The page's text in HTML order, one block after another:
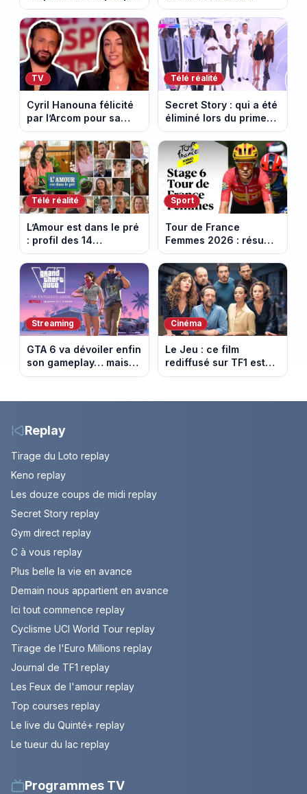
glacial d’une famille
nomade en Mongolie
Nebout est-il mort ?
Episode du 10 août
2026 (spoiler)
TV
Cyril Hanouna félicité
par l’Arcom pour sa
maîtrise de l’antenne
face aux propos de
Delphine Wespiser sur
le cancer
Télé réalité
Secret Story : qui a été
éliminé lors du prime
du 6 août 2026 sur
TMC ?
Télé réalité
L’Amour est dans le pré
: profil des 14
agriculteurs, speed
dating inédit et de
nouvelles histoires
d’amour
Sport
Tour de France
Femmes 2026 : résumé
vidéo de la 6e étape
entre Montbrison et
Tournon-sur-Rhône
Streaming
GTA 6 va dévoiler enfin
son gameplay… mais
d’abord sur Netflix
Cinéma
Le Jeu : ce film
rediffusé sur TF1 est
adapté d’un succès
phénomène mondial
Replay
Tirage du Loto replay
Keno replay
Les douze coups de midi replay
Secret Story replay
Gym direct replay
C à vous replay
Plus belle la vie en avance
Demain nous appartient en avance
Ici tout commence replay
Cyclisme UCI World Tour replay
Tirage de l'Euro Millions replay
Journal de TF1 replay
Les Feux de l'amour replay
Top courses replay
Le live du Quinté+ replay
Le tueur du lac replay
Programmes TV